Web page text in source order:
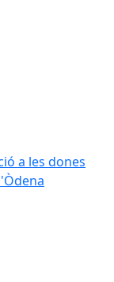
a les dones